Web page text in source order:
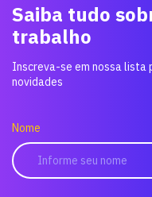
Saiba tudo
trabalho
Inscreva-se em nossa lista
novidades
Nome